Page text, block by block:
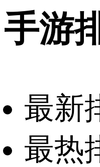
手游
最新
最热